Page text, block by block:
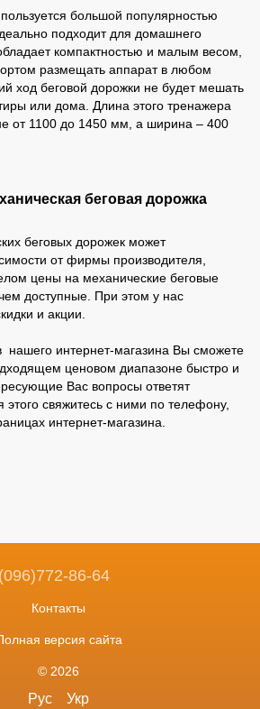
большой популярностью
подходит для домашнего
компактностью и малым весом,
размещать аппарат в любом
ход беговой дорожки не будет мешать
или дома. Длина этого тренажера
от 1100 до 1450 мм, а ширина – 400
беговая дорожка
беговых дорожек может
от фирмы производителя,
цены на механические беговые
доступные. При этом у нас
и акции.
интернет-магазина Вы сможете
ценовом диапазоне быстро и
Вас вопросы ответят
этого свяжитесь с ними по телефону,
интернет-магазина.
(096)772-86-64
Контакты
версия сайта
© 2026
Рус Укр